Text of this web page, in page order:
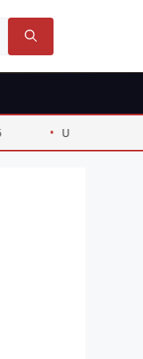
USD IDR 2026: Dampak